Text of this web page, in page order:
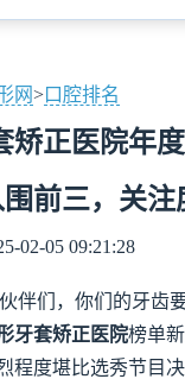
网>口腔排名
矫正医院年
前三，关注
02-05 09:21:28
伴们，你们的牙齿
牙套矫正医院榜单
程度堪比选秀节目